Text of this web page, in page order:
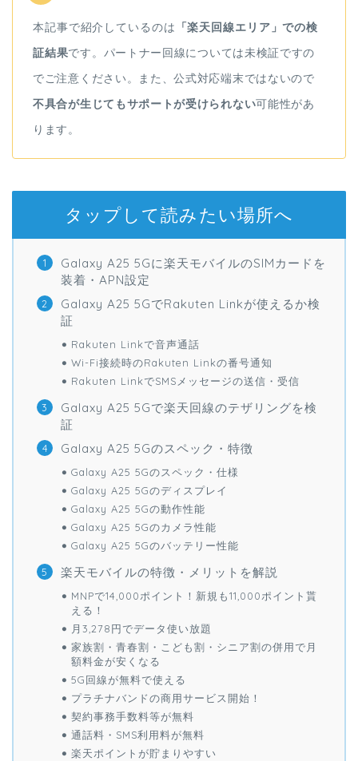
本記事で紹介しているのは 「楽天回線エリア」での検
証結果です。パートナー回線については未検証ですの
でご注意ください。また、公式対応端末ではないので
不具合が生じてもサポートが受けられない可能性があ
ります。
タップして読みたい場所へ
Galaxy A25 5Gに楽天モバイルのSIMカードを
装着・APN設定
Galaxy A25 5GでRakuten Linkが使えるか検
証
Rakuten Linkで音声通話
Wi-Fi接続時のRakuten Linkの番号通知
Rakuten LinkでSMSメッセージの送信・受信
Galaxy A25 5Gで楽天回線のテザリングを検
証
Galaxy A25 5Gのスペック・特徴
Galaxy A25 5Gのスペック・仕様
Galaxy A25 5Gのディスプレイ
Galaxy A25 5Gの動作性能
Galaxy A25 5Gのカメラ性能
Galaxy A25 5Gのバッテリー性能
楽天モバイルの特徴・メリットを解説
MNPで14,000ポイント！新規も11,000ポイント貰
える！
月3,278円でデータ使い放題
家族割・青春割・こども割・シニア割の併用で月
額料金が安くなる
5G回線が無料で使える
プラチナバンドの商用サービス開始！
契約事務手数料等が無料
通話料・SMS利用料が無料
楽天ポイントが貯まりやすい